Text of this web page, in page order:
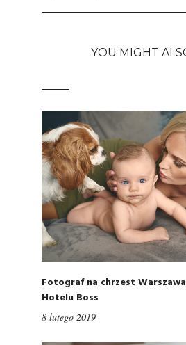
YOU MIGHT
Fotograf na chrzest
Hotelu Boss
8 lutego 2019